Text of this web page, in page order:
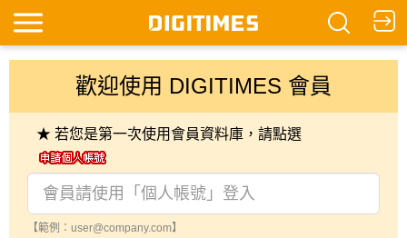
歡迎使用 DIGITIMES 會員
★ 若您是第一次使用會員資料庫，請點選
【範例：user@company.com】